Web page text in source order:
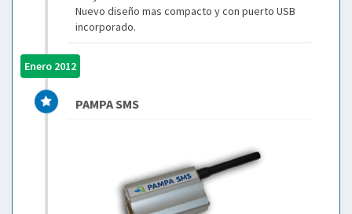
Nuevo diseño mas compacto y con puerto USB
incorporado.
Enero 2012
PAMPA SMS